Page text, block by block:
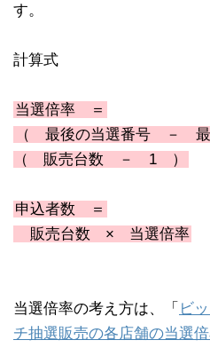
す。
計算式
当選倍率 ＝
（ 最後の当選番号 －
（ 販売台数 － 1 ）
申込者数 ＝
販売台数 × 当選倍率
当選倍率の考え方は、「 ビ
チ抽選販売の各店舗の当選